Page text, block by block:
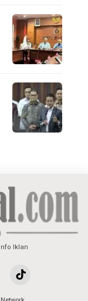
Info Iklan